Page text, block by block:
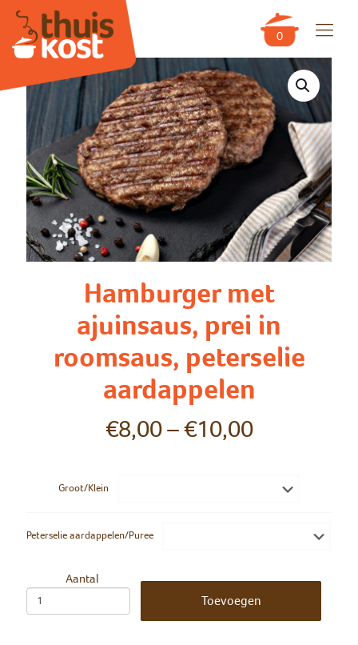
0
Hamburger met
ajuinsaus, prei in
roomsaus, peterselie
aardappelen
€8,00–€10,00
Groot/Klein
Peterselie aardappelen/Puree
Aantal
Toevoegen